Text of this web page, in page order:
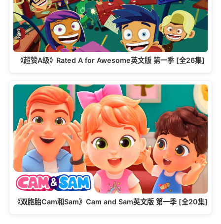
《超赞A级》Rated A for Awesome英文版 第一季 [全26集]
《双胞胎Cam和Sam》Cam and Sam英文版 第一季 [全20集]